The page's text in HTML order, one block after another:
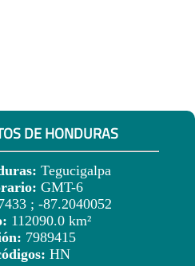
DE HONDURAS
Tegucigalpa
GMT-6
; -87.2040052
112090.0 km²
7989415
HN